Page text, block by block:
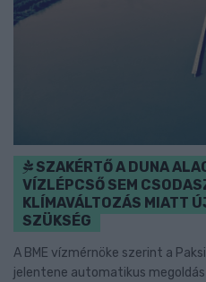
SZAKÉRTŐ A DUNA
VÍZLÉPCSŐ SEM
KLÍMAVÁLTOZÁS MIATT
SZÜKSÉG
A BME vízmérnöke szerint a
jelentene automatikus